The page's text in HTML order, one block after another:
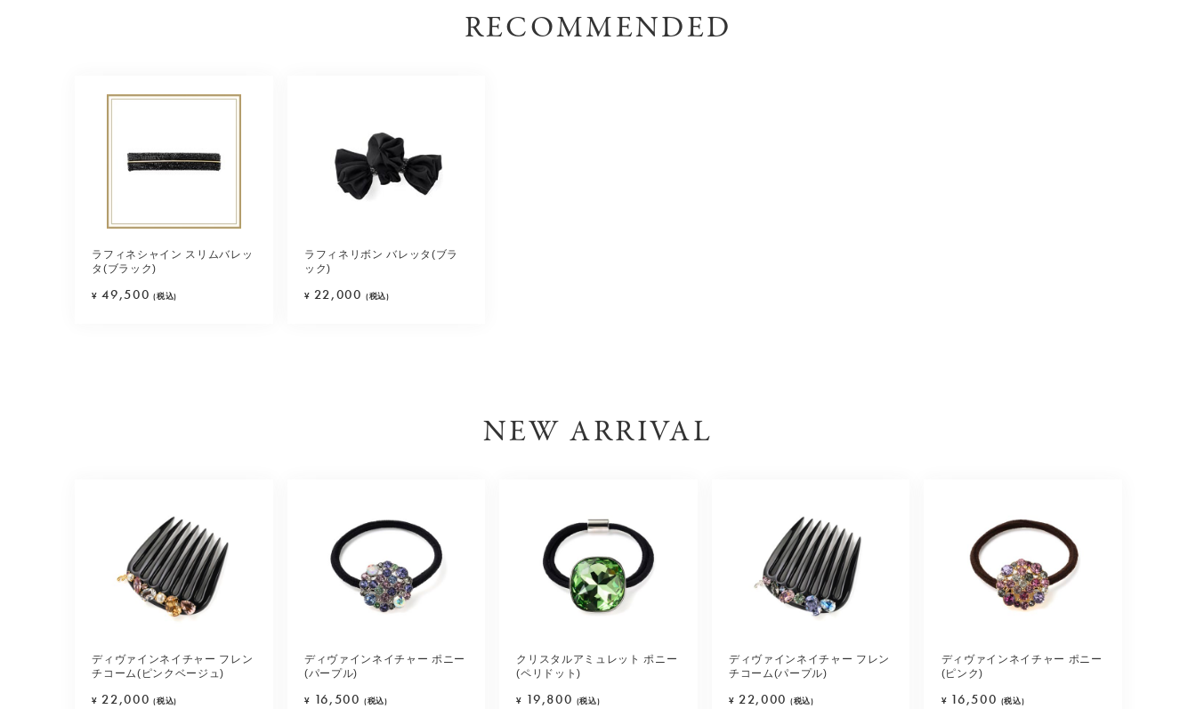
RECOMMENDED
ラフィネシャイン スリムバレッ
タ(ブラック)
¥ 49,500 (税込)
ラフィネリボン バレッタ(ブラ
ック)
¥ 22,000 (税込)
NEW ARRIVAL
ディヴァインネイチャー フレン
チコーム(ピンクベージュ)
¥ 22,000 (税込)
ディヴァインネイチャー ポニー
(パープル)
¥ 16,500 (税込)
クリスタルアミュレット ポニー
(ペリドット)
¥ 19,800 (税込)
ディヴァインネイチャー フレン
チコーム(パープル)
¥ 22,000 (税込)
ディヴァインネイチャー ポニー
(ピンク)
¥ 16,500 (税込)